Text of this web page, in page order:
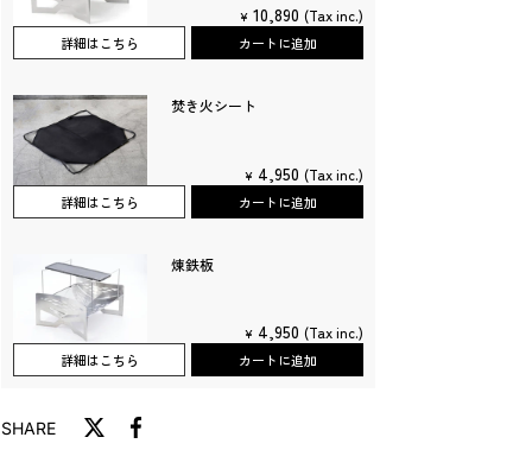
¥ 10,890 (Tax inc.)
詳細はこちら カートに追加
焚き火シート
¥ 4,950 (Tax inc.)
詳細はこちら カートに追加
煉鉄板
¥ 4,950 (Tax inc.)
詳細はこちら カートに追加
SHARE
T
F